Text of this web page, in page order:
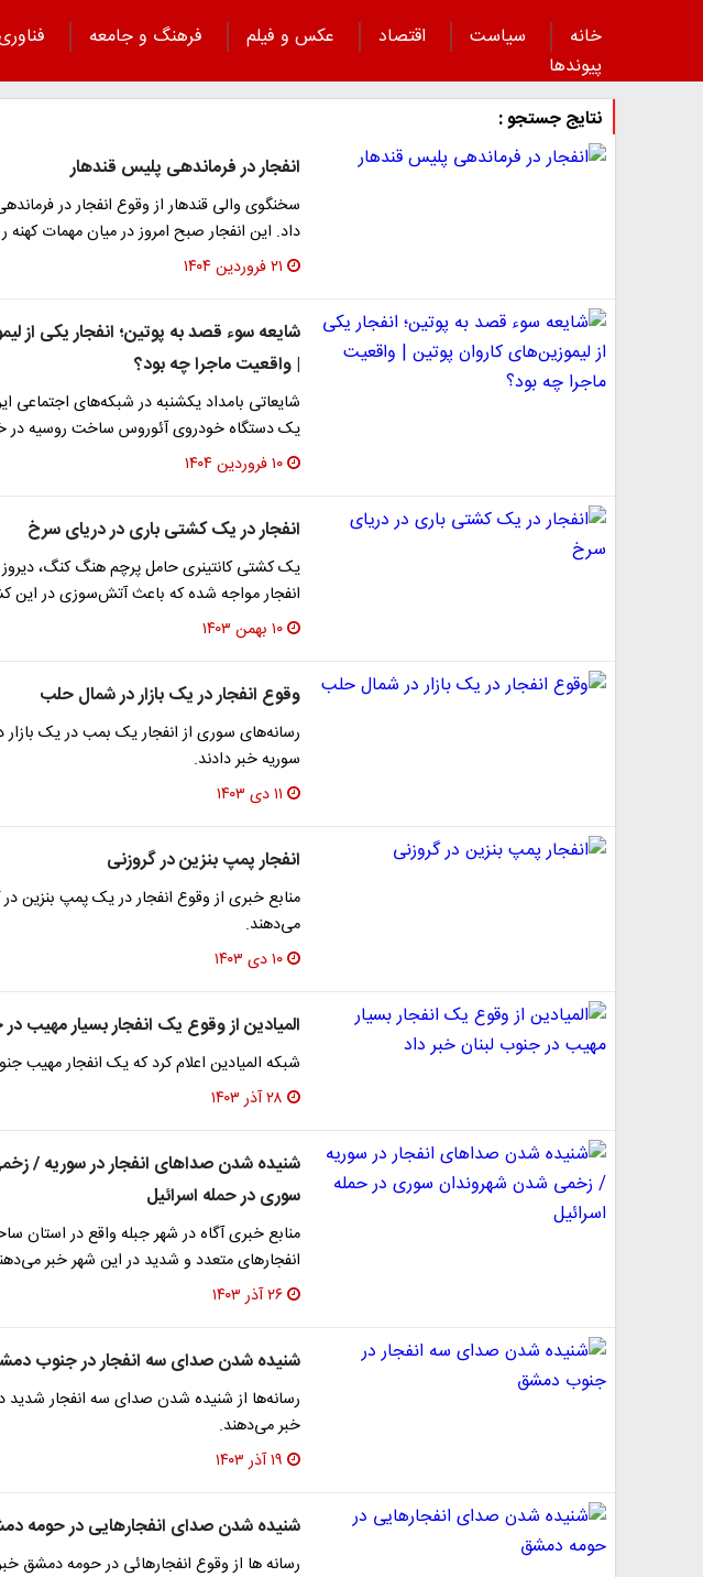
خانه سیاست اقتصاد عکس و فیلم فرهنگ و جامعه
پیوند‌ها
نتایج جستجو :
انفجار در فرماندهی پلیس قندهار
سخنگوی والی قندهار از وقوع انفجار در
داد. این انفجار صبح امروز در میان مهمات کهنه
۲۱ فروردین ۱۴۰۴
شایعه سوء قصد به پوتین؛ انفجار یکی از
| واقعیت ماجرا چه بود؟
شایعاتی بامداد یکشنبه در شبکه‌های اجتماعی
یک دستگاه خودروی آئوروس ساخت روسیه در
۱۰ فروردین ۱۴۰۴
انفجار در یک کشتی باری در دریای سرخ
یک کشتی کانتینری حامل پرچم هنگ کنگ،
انفجار مواجه شده که باعث آتش‌سوزی در
۱۰ بهمن ۱۴۰۳
وقوع انفجار در یک بازار در شمال حلب
رسانه‌های سوری از انفجار یک بمب در یک
سوریه خبر دادند.
۱۱ دی ۱۴۰۳
انفجار پمپ بنزین در گروزنی
منابع خبری از وقوع انفجار در یک پمپ بنزین
می‌دهند.
۱۰ دی ۱۴۰۳
المیادین از وقوع یک انفجار بسیار مهیب
شبکه المیادین اعلام کرد که یک انفجار مهیب
۲۸ آذر ۱۴۰۳
شنیده شدن صداهای انفجار در سوریه /
سوری در حمله اسرائیل
منابع خبری آگاه در شهر جبله واقع در استان
انفجارهای متعدد و شدید در این شهر خبر
۲۶ آذر ۱۴۰۳
شنیده شدن صدای سه انفجار در جنوب
رسانه‌ها از شنیده شدن صدای سه انفجار
خبر می‌دهند.
۱۹ آذر ۱۴۰۳
شنیده شدن صدای انفجارهایی در حومه
رسانه ها از وقوع انفجارهائی در حومه دمشق